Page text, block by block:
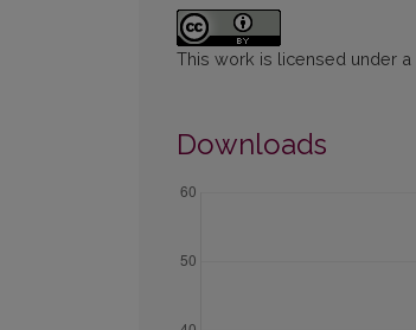
This work is licensed under a
Downloads